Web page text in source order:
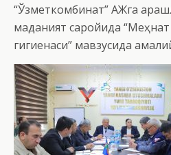
“Ўзметкомбинат” АЖга
маданият саройида
гигиенаси” мавзусида